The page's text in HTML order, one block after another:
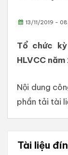
13/11/2019 -
Tổ chức
HLVCC năm
Nội dung
phần tải tài
Tài liệu